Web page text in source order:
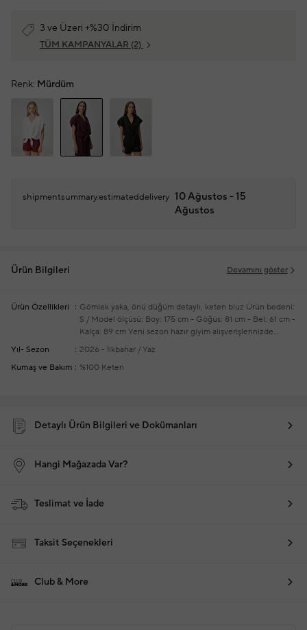
3 ve Üzeri +%30 İndirim
TÜM KAMPANYALAR (2)
Renk: Mürdüm
shipmentsummary.estimateddelivery 10 Ağustos - 15
Ağustos
Ürün Bilgileri Devamını göster
Ürün Özellikleri Gömlek yaka, önü düğüm detaylı, keten bluz Ürün bedeni:
S / Model ölçüsü: Boy: 175 cm - Göğüs: 81 cm - Bel: 61 cm -
Kalça: 89 cm Yeni sezon hazır giyim alışverişlerinizde
ücretsiz tadilat yapılmaktadır
Yıl- Sezon
2026 - İlkbahar / Yaz
Kumaş ve Bakım
%100 Keten
Detaylı Ürün Bilgileri ve Dokümanları
Hangi Mağazada Var?
Teslimat ve İade
Taksit Seçenekleri
Club & More